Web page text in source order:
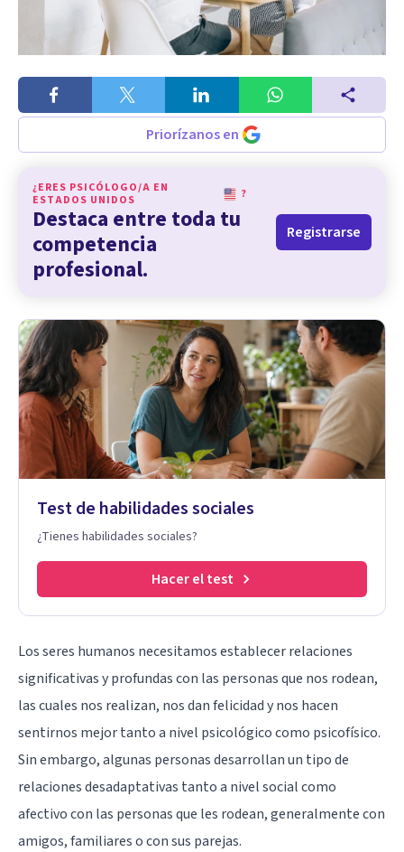
Priorízanos en
¿ERES PSICÓLOGO/A EN
ESTADOS UNIDOS
?
Destaca entre toda tu
competencia
profesional.
Registrarse
Test de habilidades sociales
¿Tienes habilidades sociales?
Hacer el test
Los seres humanos necesitamos establecer relaciones
significativas y profundas con las personas que nos rodean,
las cuales nos realizan, nos dan felicidad y nos hacen
sentirnos mejor tanto a nivel psicológico como psicofísico.
Sin embargo, algunas personas desarrollan un tipo de
relaciones desadaptativas tanto a nivel social como
afectivo con las personas que les rodean, generalmente con
amigos, familiares o con sus parejas.